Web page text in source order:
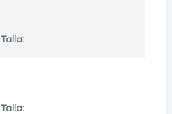
Talla:
Talla: